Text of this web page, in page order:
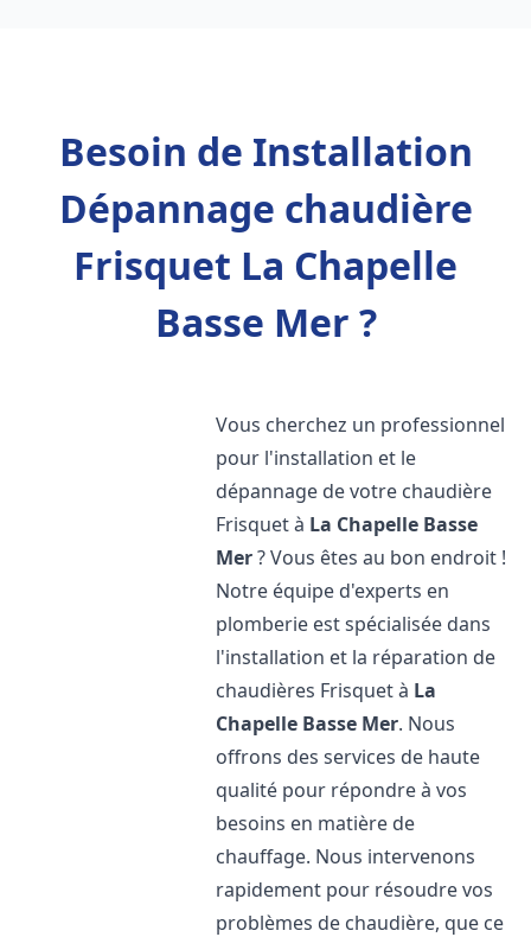
Besoin de Installation
Dépannage chaudière
Frisquet La Chapelle
Basse Mer ?
Vous cherchez un professionnel
pour l'installation et le
dépannage de votre chaudière
Frisquet à La Chapelle Basse
Mer? Vous êtes au bon endroit !
Notre équipe d'experts en
plomberie est spécialisée dans
l'installation et la réparation de
chaudières Frisquet à La
Chapelle Basse Mer. Nous
offrons des services de haute
qualité pour répondre à vos
besoins en matière de
chauffage. Nous intervenons
rapidement pour résoudre vos
problèmes de chaudière, que ce